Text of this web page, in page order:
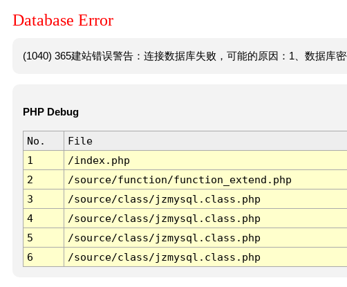
Database Error
(1040) 365建站错误警告：连接数据库失败，可能的原因：1、数据库
PHP Debug
No. File
1
/index.php
2
/source/function/function_extend.php
3
/source/class/jzmysql.class.php
4
/source/class/jzmysql.class.php
5
/source/class/jzmysql.class.php
6
/source/class/jzmysql.class.php